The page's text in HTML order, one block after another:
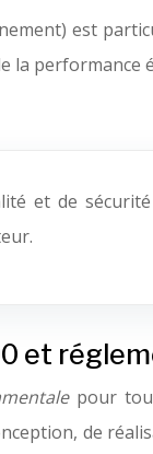
est
la
et de
et
pour
de